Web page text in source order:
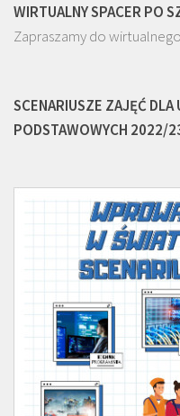
WIRTUALNY SPACER PO
Zapraszamy do
SCENARIUSZE ZAJĘĆ
PODSTAWOWYCH 2022/